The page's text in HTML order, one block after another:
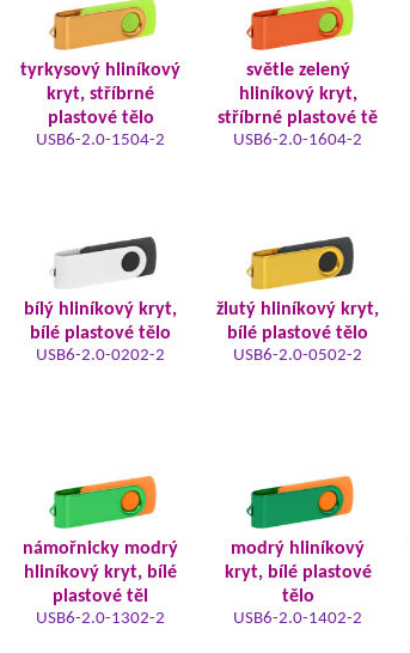
tyrkysový hliníkový
kryt, stříbrné
plastové tělo
USB6-2.0-1504-2
světle zelený
hliníkový kryt,
stříbrné plastové tě
USB6-2.0-1604-2
bílý hliníkový kryt,
bílé plastové tělo
USB6-2.0-0202-2
žlutý hliníkový kryt,
bílé plastové tělo
USB6-2.0-0502-2
námořnicky modrý
hliníkový kryt, bílé
plastové těl
USB6-2.0-1302-2
modrý hliníkový
kryt, bílé plastové
tělo
USB6-2.0-1402-2